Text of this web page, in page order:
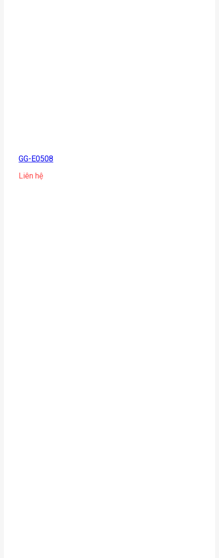
GG-E0508
Liên hệ